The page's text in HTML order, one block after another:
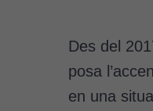
Des del
posa
en una